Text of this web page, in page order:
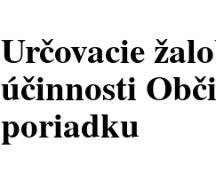
Určovacie
účinnosti
poriadku